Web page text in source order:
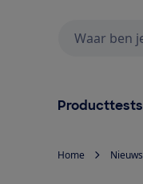
Producttests
Home Nieuws